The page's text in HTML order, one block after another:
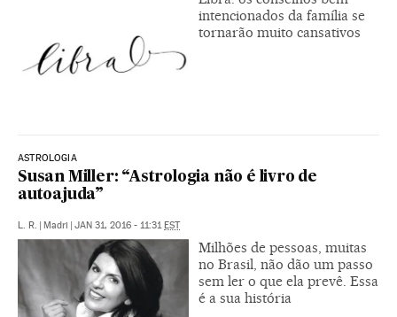
intencionados da família se
tornarão muito cansativos
ASTROLOGIA
Susan Miller: “Astrologia não é livro de
autoajuda”
L. R. | Madri | JAN 31, 2016 - 11:31EST
Milhões de pessoas, muitas
no Brasil, não dão um passo
sem ler o que ela prevê. Essa
é a sua história